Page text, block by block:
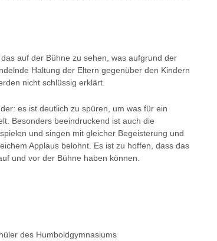
auf der Bühne zu sehen, was aufgrund der
Haltung der Eltern gegenüber den Kindern
nicht schlüssig erklärt.
es ist deutlich zu spüren, um was für ein
Besonders beeindruckend ist auch die
und singen mit gleicher Begeisterung und
Applaus belohnt. Es ist zu hoffen, dass das
und vor der Bühne haben können.
des Humboldgymnasiums